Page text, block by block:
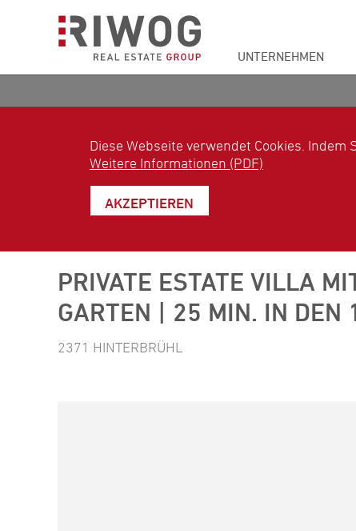
UNTERNEHMEN
Diese Webseite verwendet Cookies. Indem
Weitere Informationen (PDF)
AKZEPTIEREN
PRIVATE ESTATE VILLA
GARTEN | 25 MIN. IN DEN
2371 HINTERBRÜHL